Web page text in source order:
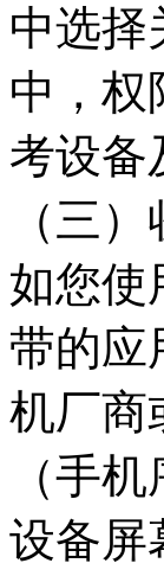
中选择
中，权
考设备
（三
如您使
带的应
机厂商
（手
设备屏